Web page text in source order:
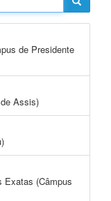
de Presidente
Assis)
Exatas (Câmpus